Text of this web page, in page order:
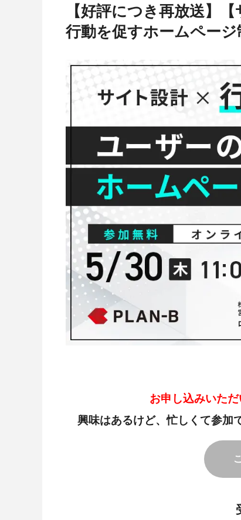
【好評につき再放送】
行動を促すホームページ
お申し込みいた
興味はあるけど、忙しくて参加